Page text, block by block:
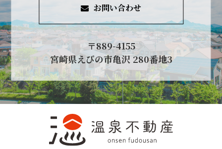
お問い合わせ
〒889-4155
宮崎県えびの市亀沢 280番地3